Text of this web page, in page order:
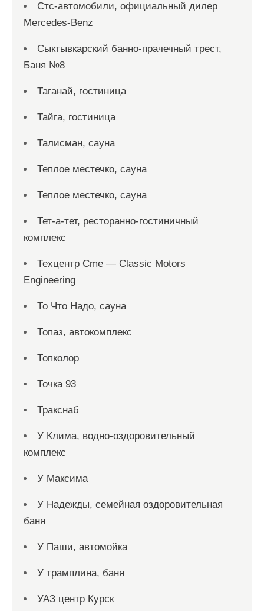
Стс-автомобили, официальный дилер
Mercedes-Benz
Сыктывкарский банно-прачечный трест,
Баня №8
Таганай, гостиница
Тайга, гостиница
Талисман, сауна
Теплое местечко, сауна
Теплое местечко, сауна
Тет-а-тет, ресторанно-гостиничный
комплекс
Техцентр Cme — Classic Motors
Engineering
То Что Надо, сауна
Топаз, автокомплекс
Топколор
Точка 93
Тракснаб
У Клима, водно-оздоровительный
комплекс
У Максима
У Надежды, семейная оздоровительная
баня
У Паши, автомойка
У трамплина, баня
УАЗ центр Курск